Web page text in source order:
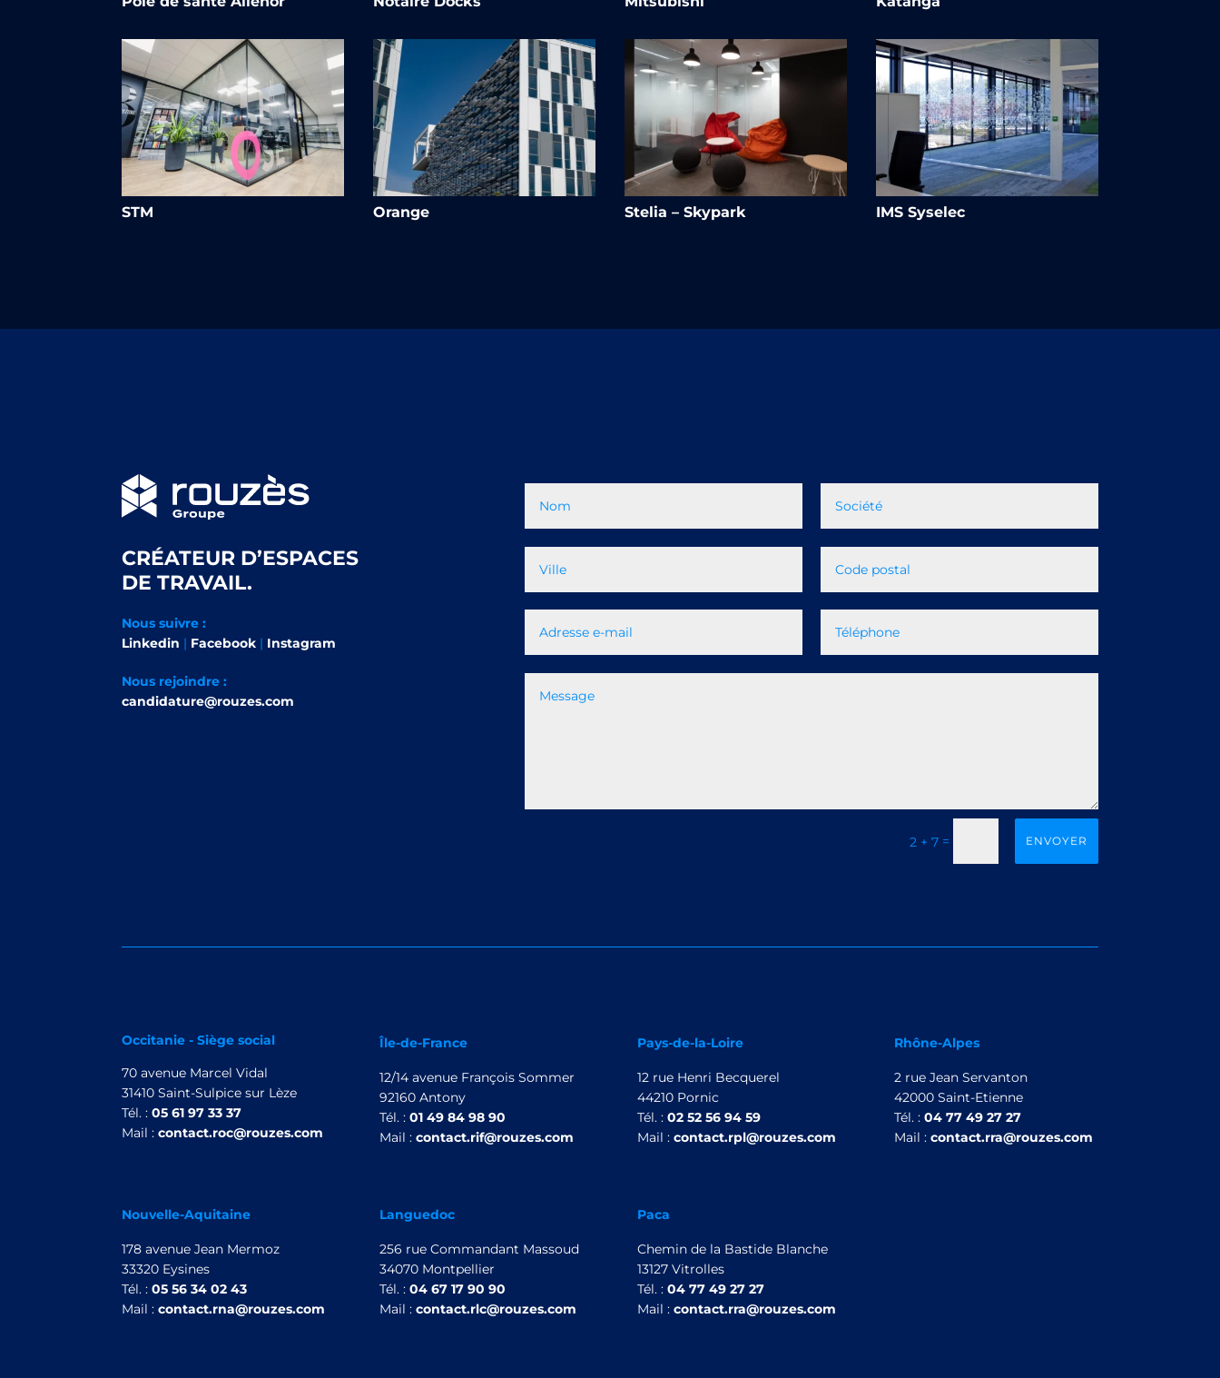
STM Orange Stelia – Skypark IMS Syselec
CRÉATEUR D’ESPACES
DE TRAVAIL.
Nous suivre :
Linkedin | Facebook | Instagram
Nous rejoindre :
candidature@rouzes.com
2 + 7= ENVOYER
Occitanie - Siège social
70 avenue Marcel Vidal
31410 Saint-Sulpice sur Lèze
Tél. :05 61 97 33 37
Mail :contact.roc@rouzes.com
Île-de-France
12/14 avenue François Sommer
92160 Antony
Tél. : 01 49 84 98 90
Mail : contact.rif@rouzes.com
Pays-de-la-Loire
12 rue Henri Becquerel
44210 Pornic
Tél. : 02 52 56 94 59
Mail : contact.rpl@rouzes.com
Rhône-Alpes
2 rue Jean Servanton
42000 Saint-Etienne
Tél. :04 77 49 27 27
Mail :contact.rra@rouzes.com
Nouvelle-Aquitaine
178 avenue Jean Mermoz
33320 Eysines
Tél. :05 56 34 02 43
Mail :contact.rna@rouzes.com
Languedoc
256 rue Commandant Massoud
34070 Montpellier
Tél. : 04 67 17 90 90
Mail : contact.rlc@rouzes.com
Paca
Chemin de la Bastide Blanche
13127 Vitrolles
Tél. : 04 77 49 27 27
Mail : contact.rra@rouzes.com